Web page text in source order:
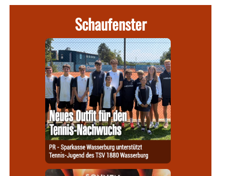
Schaufenster